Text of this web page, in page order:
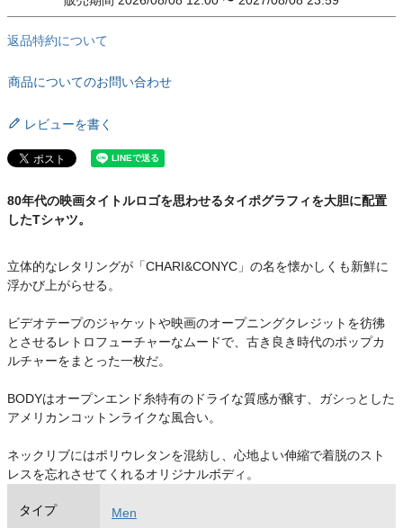
返品特約について
商品についてのお問い合わせ
レビューを書く
80年代の映画タイトルロゴを思わせるタイポグラフィを大胆に配置
したTシャツ。
立体的なレタリングが「CHARI&CONYC」の名を懐かしくも新鮮に
浮かび上がらせる。
ビデオテープのジャケットや映画のオープニングクレジットを彷彿
とさせるレトロフューチャーなムードで、古き良き時代のポップカ
ルチャーをまとった一枚だ。
BODYはオープンエンド糸特有のドライな質感が醸す、ガシっとした
アメリカンコットンライクな風合い。
ネックリブにはポリウレタンを混紡し、心地よい伸縮で着脱のスト
レスを忘れさせてくれるオリジナルボディ。
タイプ Men